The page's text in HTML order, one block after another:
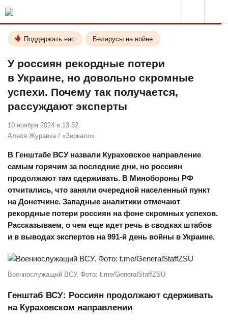
Поддержать нас Беларусы на войне
У россиян рекордные потери
в Украине, но довольно скромные
успехи. Почему так получается,
рассуждают эксперты
10 ноября 2024 в 13.52
Алеся Журавка / «Зеркало»
В Генштабе ВСУ назвали Кураховское направление
самым горячим за последние дни, но россиян
продолжают там сдерживать. В Минобороны РФ
отчитались, что заняли очередной населенный пункт
на Донетчине. Западные аналитики отмечают
рекордные потери россиян на фоне скромных успехов.
Рассказываем, о чем еще идет речь в сводках штабов
и в выводах экспертов на 991-й день войны в Украине.
Военнослужащий ВСУ. Фото: t.me/GeneralStaffZSU
Генштаб ВСУ: Россиян продолжают сдерживать
на Кураховском направлении